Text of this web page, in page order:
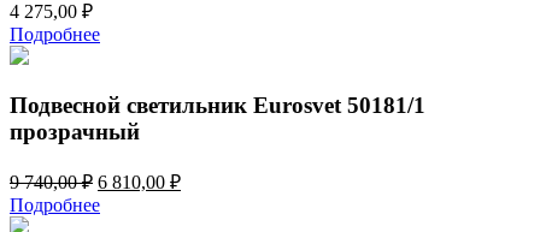
4 275,00 ₽
Подробнее
Подвесной светильник Eurosvet 50181/1
прозрачный
9 740,00₽ Первоначальная
цена
составляла
6 810,00 ₽Текущая
Подробнее